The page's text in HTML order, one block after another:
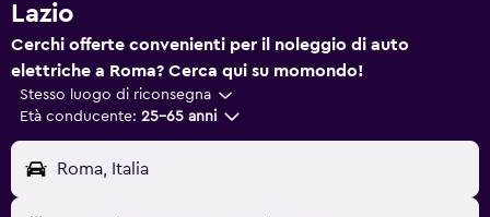
Lazio
Cerchi offerte convenienti per il noleggio di auto
elettriche a Roma? Cerca qui su momondo!
Stesso luogo di riconsegna
Età conducente: 25-65 anni
Roma, Italia